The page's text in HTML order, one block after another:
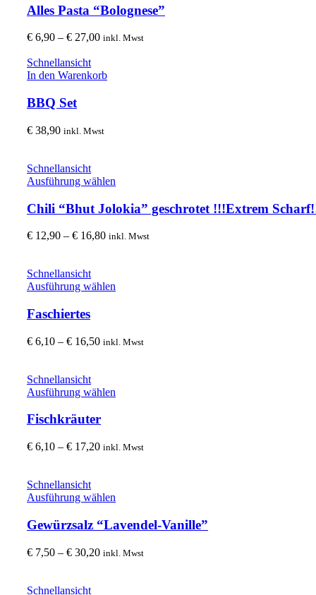
weist
mehrere
Varianten
Alles Pasta “Bolognese”
€ 6,90 – € 27,00Preisspanne:
€ 27,00
inkl. Mwst
Schnellansicht
In den Warenkorb
BBQ Set
€ 38,90 inkl. Mwst
Schnellansicht
Ausführung wählen
weist
mehrere
Varianten
auf
werden
Chili “Bhut Jolokia” geschrotet !!!Extrem
€ 12,90 – € 16,80Preisspanne:
inkl. Mwst
Schnellansicht
Ausführung wählen
Varianten
auf.
auf
werden
Faschiertes
€ 6,10 – € 16,50Preisspanne:
inkl. Mwst
Schnellansicht
Ausführung wählen
Varianten
auf
Produktseite
werden
Fischkräuter
€ 6,10 – € 17,20Preisspanne:
inkl. Mwst
Schnellansicht
Ausführung wählen
weist
mehrere
Varianten
auf.
Gewürzsalz “Lavendel-Vanille”
€ 7,50 – € 30,20Preisspanne:
inkl. Mwst
Schnellansicht